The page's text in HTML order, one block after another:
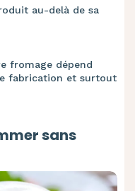
au-delà de sa
fromage dépend
fabrication et surtout
sans